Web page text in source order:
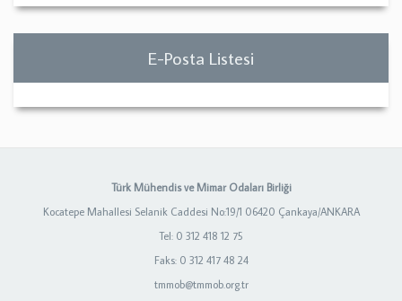
E-Posta Listesi
Türk Mühendis ve Mimar Odaları Birliği
Kocatepe Mahallesi Selanik Caddesi No:19/1 06420 Çankaya/ANKARA
Tel: 0 312 418 12 75
Faks: 0 312 417 48 24
tmmob@tmmob.org.tr